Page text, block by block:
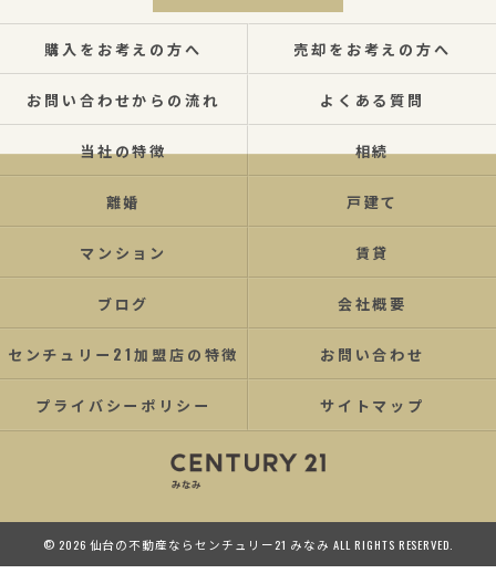
購入をお考えの方へ 売却をお考えの方へ
お問い合わせからの流れ よくある質問
当社の特徴 相続
離婚 戸建て
マンション 賃貸
ブログ 会社概要
センチュリー21加盟店の特徴 お問い合わせ
プライバシーポリシー サイトマップ
© 2026 仙台の不動産ならセンチュリー21 みなみ ALL RIGHTS RESERVED.